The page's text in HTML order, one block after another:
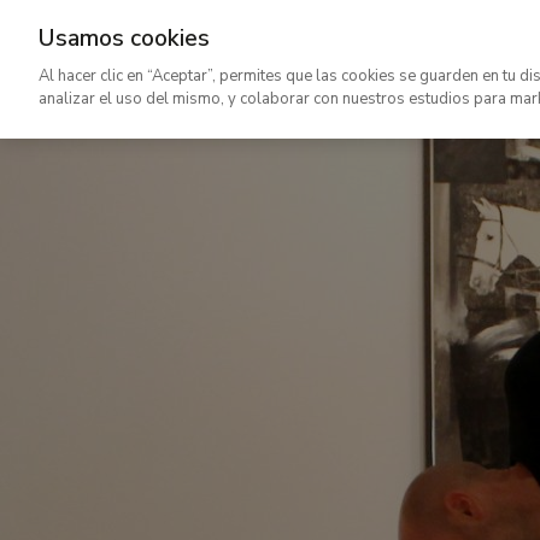
contenido
Usamos cookies
Al hacer clic en “Aceptar”, permites que las cookies se guarden en tu
analizar el uso del mismo, y colaborar con nuestros estudios para